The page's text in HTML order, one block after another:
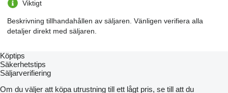
Viktigt
Beskrivning tillhandahållen av säljaren. Vänligen verifiera alla
detaljer direkt med säljaren.
Köptips
Säkerhetstips
Säljarverifiering
Om du väljer att köpa utrustning till ett lågt pris, se till att du